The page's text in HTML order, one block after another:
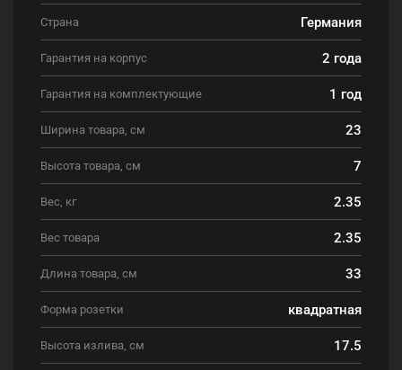
Страна Германия
Гарантия на корпус 2 года
Гарантия на комплектующие 1 год
Ширина товара, см 23
Высота товара, см 7
Вес, кг 2.35
Вес товара 2.35
Длина товара, см 33
Форма розетки квадратная
Высота излива, см 17.5